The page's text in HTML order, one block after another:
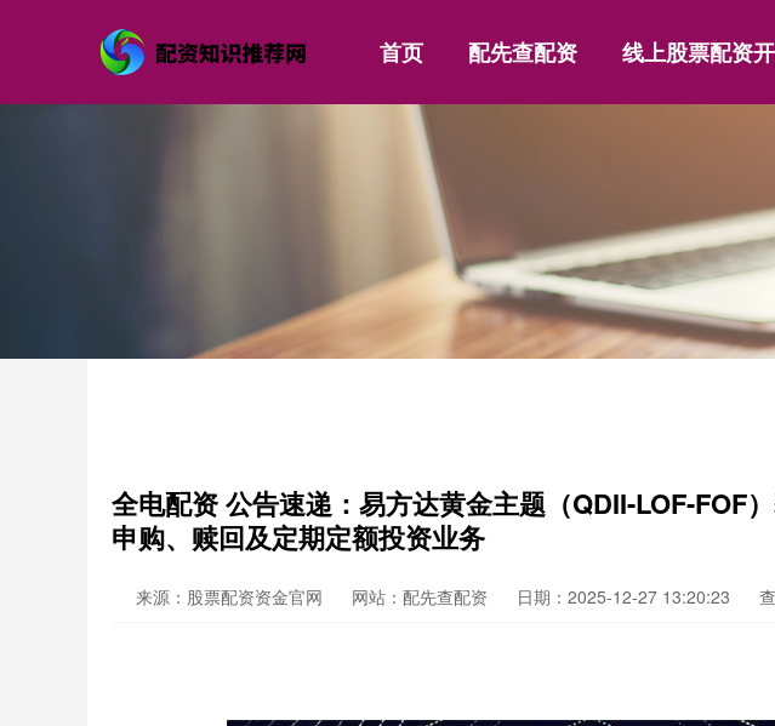
首页 配先查配资 线上股票配资
全电配资 公告速递：易方达黄金主题（QDII-LOF-FOF
申购、赎回及定期定额投资业务
来源：股票配资资金官网 网站：配先查配资 日期：2025-12-27 13:20:23